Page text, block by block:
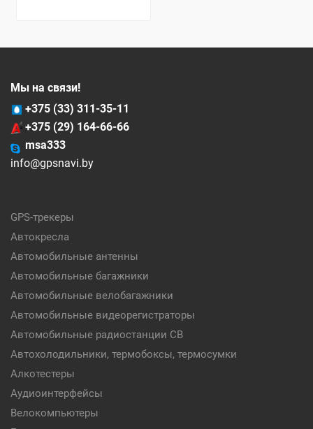
Мы на связи!
+375 (33) 311-35-11
+375 (29) 164-66-66
msa333
info@gpsnavi.by
GPS-трекеры
Автокресла
Автомобильные антенны
Автомобильные багажники
Автомобильные велобагажники
Автомобильные видеорегистраторы
Автомобильные радиостанции CB
Автохолодильники, термобоксы, термосумки
Алкотестеры
Аудиоинтерфейсы
Велокомпьютеры